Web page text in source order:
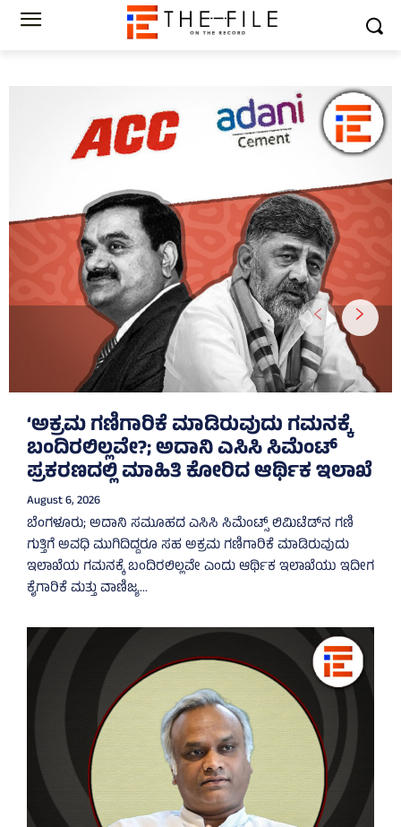
‘ಅಕ್ರಮ ಗಣಿಗಾರಿಕೆ ಮಾಡಿರುವುದು ಗಮನಕ್ಕೆ
ಬಂದಿರಲಿಲ್ಲವೇ?; ಅದಾನಿ ಎಸಿಸಿ ಸಿಮೆಂಟ್
ಪ್ರಕರಣದಲ್ಲಿ ಮಾಹಿತಿ ಕೋರಿದ ಆರ್ಥಿಕ ಇಲಾಖೆ
August 6, 2026
ಬೆಂಗಳೂರು; ಅದಾನಿ ಸಮೂಹದ ಎಸಿಸಿ ಸಿಮೆಂಟ್ಸ್‌ ಲಿಮಿಟೆಡ್‌ನ ಗಣಿ
ಗುತ್ತಿಗೆ ಅವಧಿ ಮುಗಿದಿದ್ದರೂ ಸಹ ಅಕ್ರಮ ಗಣಿಗಾರಿಕೆ ಮಾಡಿರುವುದು
ಇಲಾಖೆಯ ಗಮನಕ್ಕೆ ಬಂದಿರಲಿಲ್ಲವೇ ಎಂದು ಆರ್ಥಿಕ ಇಲಾಖೆಯು ಇದೀಗ
ಕೈಗಾರಿಕೆ ಮತ್ತು ವಾಣಿಜ್ಯ...